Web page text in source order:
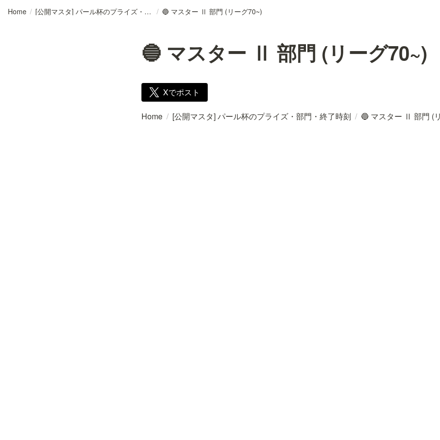
Home / [公開マスタ] パール杯のプライズ・部門・終了時刻 / 🔵 マスター Ⅱ 部門 (リーグ70~)
🔵 マスター Ⅱ 部門 (リーグ70~)
Xでポスト
Home / [公開マスタ] パール杯のプライズ・部門・終了時刻 / 🔵 マスター Ⅱ 部門 (